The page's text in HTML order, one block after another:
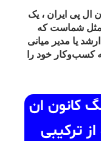
ال پی ایران ، یک
مثل شماست که
یا مدیر میانی
کسب‌وکار خود را
کانون ان
ترکیبی